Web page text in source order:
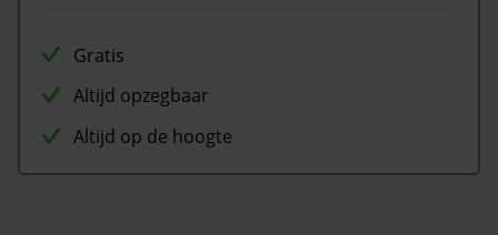
Gratis
Altijd opzegbaar
Altijd op de hoogte